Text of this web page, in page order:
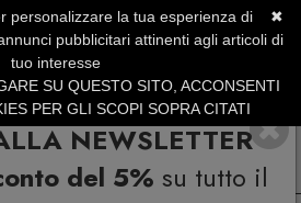
NEWSLETTER
del 5% su tutto il
CLIENTI +39.0773.470.562
| Fino al 31 Agosto
✖
personalizzare la tua esperienza di
pubblicitari attinenti agli articoli di
tuo interesse
SU QUESTO SITO, ACCONSENTI
PER GLI SCOPI SOPRA CITATI